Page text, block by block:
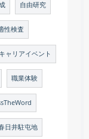
自由研究
性検査
ャリアイベント
職業体験
日井駐屯地